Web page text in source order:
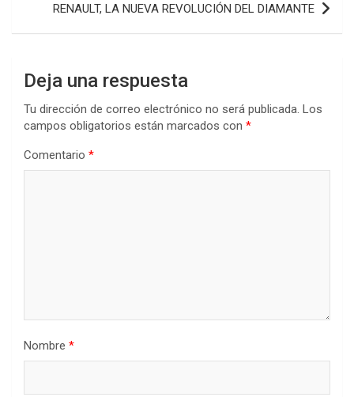
RENAULT, LA NUEVA REVOLUCIÓN DEL DIAMANTE
Deja una respuesta
Tu dirección de correo electrónico no será publicada. Los
campos obligatorios están marcados con *
Comentario *
Nombre *